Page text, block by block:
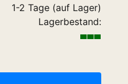
1-2 Tage (auf Lager)
Lagerbestand: